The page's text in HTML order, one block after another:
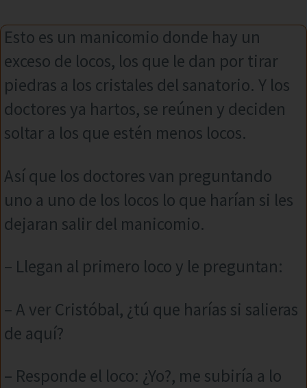
Esto es un manicomio donde hay un
exceso de locos, los que le dan por tirar
piedras a los cristales del sanatorio. Y los
doctores ya hartos, se reúnen y deciden
soltar a los que estén menos locos.
Así que los doctores van preguntando
uno a uno de los locos lo que harían si les
dejaran salir del manicomio.
– Llegan al primero loco y le preguntan:
– A ver Cristóbal, ¿tú que harías si salieras
de aquí?
– Responde el loco: ¿Yo?, me subiría a lo